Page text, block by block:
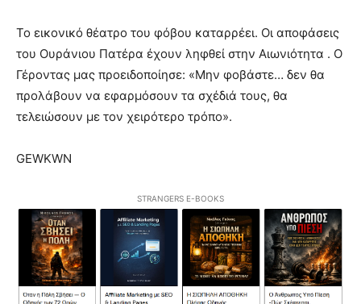
Το εικονικό θέατρο του φόβου καταρρέει. Οι αποφάσεις
του Ουράνιου Πατέρα έχουν ληφθεί στην Αιωνιότητα . Ο
Γέροντας μας προειδοποίησε: «Μην φοβάστε… δεν θα
προλάβουν να εφαρμόσουν τα σχέδιά τους, θα
τελειώσουν με τον χειρότερο τρόπο».
GEWKWN
STRANGERS E-BOOKS